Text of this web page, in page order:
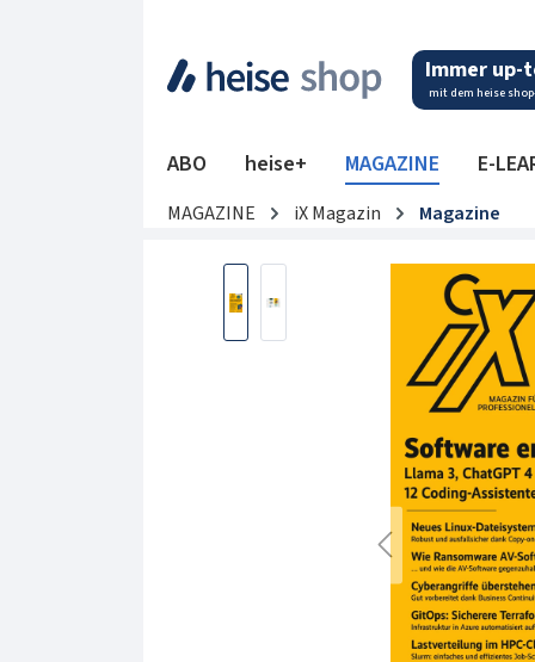
Immer up-
mit dem heise
ABO heise+ MAGAZINE E-
MAGAZINE iX Magazin Magazine